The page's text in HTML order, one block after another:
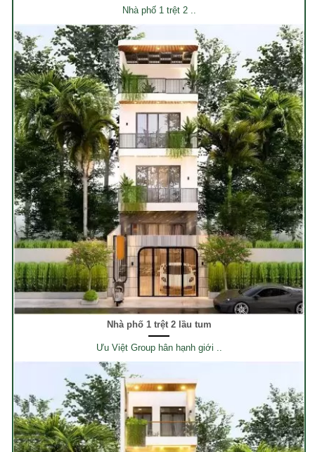
Nhà phố 1 trệt 2 ..
Nhà phố 1 trệt 2 lầu tum
Ưu Việt Group hân hạnh giới ..